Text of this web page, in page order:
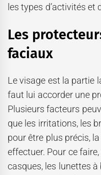
les types d’activités et
Les
faciaux
Le visage est la partie
faut lui accorder une
Plusieurs facteurs
que les irritations, les
pour être plus précis,
effectuer. Pour ce
casques, les lunettes